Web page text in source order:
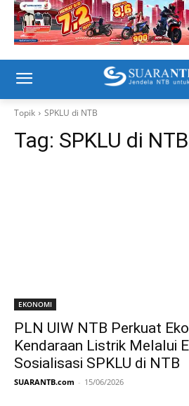
Topik SPKLU di NTB
Tag: SPKLU di NTB
EKONOMI
PLN UIW NTB Perkuat
Kendaraan Listrik Melalui
Sosialisasi SPKLU di NTB
SUARANTB.com - 15/06/2026